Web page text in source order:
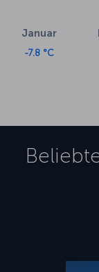
Januar
-7.8 °C